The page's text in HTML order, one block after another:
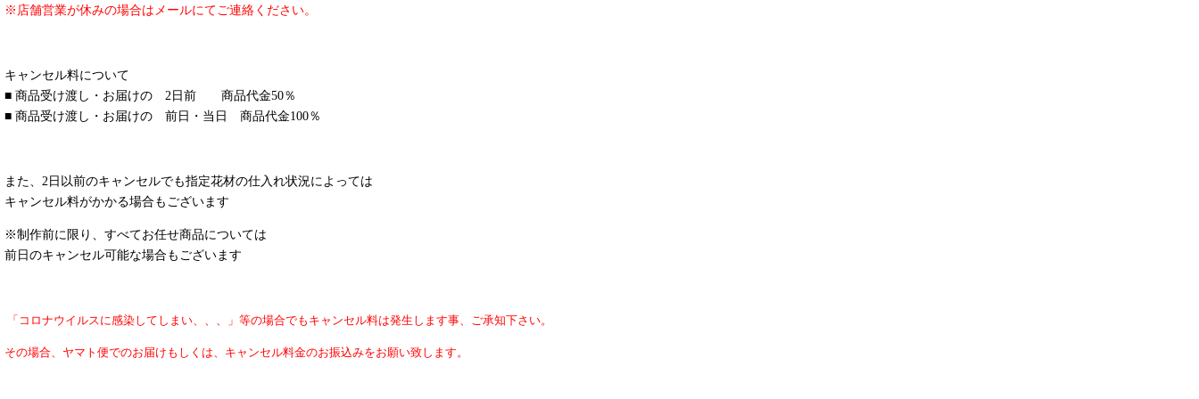
※店舗営業が休みの場合はメールにてご連絡ください。
キャンセル料について
■ 商品受け渡し・お届けの 2日前 商品代金50％
■ 商品受け渡し・お届けの 前日・当日 商品代金100％
また、2日以前のキャンセルでも指定花材の仕入れ状況によっては
キャンセル料がかかる場合もございます
※制作前に限り、すべてお任せ商品については
前日のキャンセル可能な場合もございます
「コロナウイルスに感染してしまい、、、」等の場合でもキャンセル料は発生します事、ご承知下さい。
その場合、ヤマト便でのお届けもしくは、キャンセル料金のお振込みをお願い致します。